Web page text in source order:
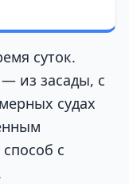
суток.
из засады, с
судах
с